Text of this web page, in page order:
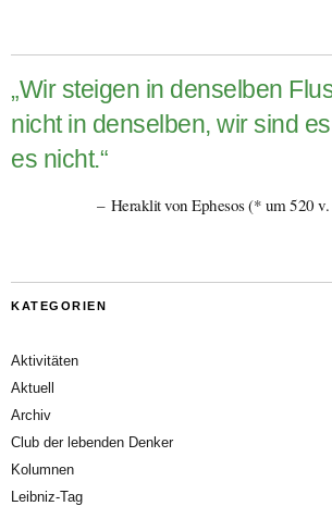
„Wir steigen in denselben
nicht in denselben, wir sind
es nicht.“
Heraklit von Ephesos (* um 520
KATEGORIEN
Aktivitäten
Aktuell
Archiv
Club der lebenden Denker
Kolumnen
Leibniz-Tag